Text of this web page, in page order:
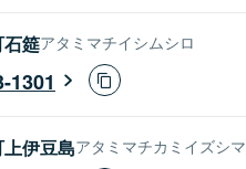
筵アタミマチイシムシロ
1301
伊豆島アタミマチカミイズシマ